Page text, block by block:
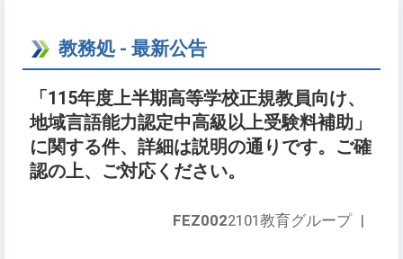
教務処 - 最新公告
「115年度上半期高等学校正規教員向け、
地域言語能力認定中高級以上受験料補助」
に関する件、詳細は説明の通りです。ご確
認の上、ご対応ください。
FEZ0022101教育グループ |